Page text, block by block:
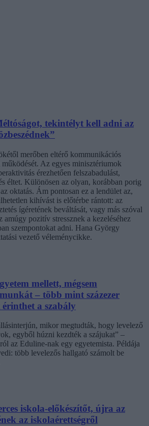
tekintélyt kell adni az
merőben eltérő kommunikációs
működését. Az egyes minisztériumok
érezhetően felszabadulást,
éltet. Különösen az olyan, korábban porig
oktatás. Ám pontosan ez a lendület az,
kihívást is előtérbe rántott: az
ígéretének beváltását, vagy más szóval
amúgy pozitív stressznek a kezeléséhez
szempontokat adni. Hana György
vezető véleménycikke.
mellett, mégsem
– több mint százezer
a szabály
mikor megtudták, hogy levelező
egyből húzni kezdték a szájukat” –
az Eduline-nak egy egyetemista. Példája
több levelezős hallgató számolt be
iskola-előkészítőt, újra az
az iskolaérettségről